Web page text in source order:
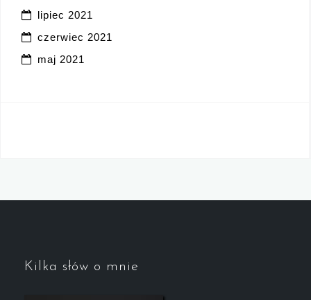
lipiec 2021
czerwiec 2021
maj 2021
Kilka słów o mnie